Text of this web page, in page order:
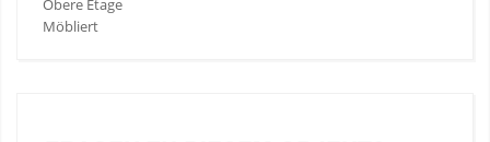
Obere Etage
Möbliert